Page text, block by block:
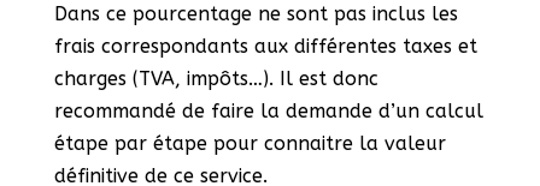
Dans ce pourcentage ne sont pas inclus les
frais correspondants aux différentes taxes et
charges (TVA, impôts…). Il est donc
recommandé de faire la demande d’un calcul
étape par étape pour connaitre la valeur
définitive de ce service.